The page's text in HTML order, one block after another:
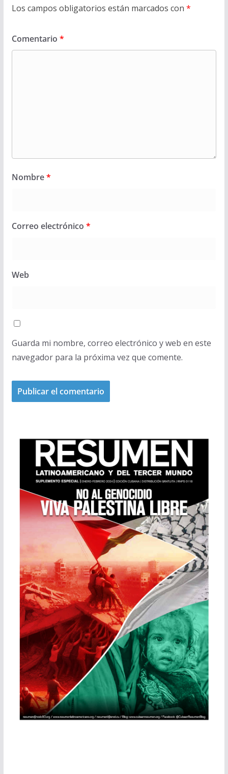
Los campos obligatorios están marcados con *
Comentario *
Nombre*
Correo electrónico *
Web
Guarda mi nombre, correo electrónico y web en este
navegador para la próxima vez que comente.